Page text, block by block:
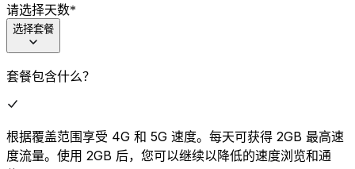
请选择天数*
选择套餐
套餐包含什么？
根据覆盖范围享受 4G 和 5G 速度。每天可获得 2GB 最高速
度流量。使用 2GB 后，您可以继续以降低的速度浏览和通